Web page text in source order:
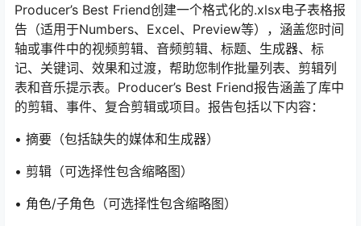
Producer’s Best Friend创建一个格式化的.xlsx电子表格报
告（适用于Numbers、Excel、Preview等），涵盖您时间
轴或事件中的视频剪辑、音频剪辑、标题、生成器、标
记、关键词、效果和过渡，帮助您制作批量列表、剪辑列
表和音乐提示表。Producer’s Best Friend报告涵盖了库中
的剪辑、事件、复合剪辑或项目。报告包括以下内容：
• 摘要（包括缺失的媒体和生成器）
• 剪辑（可选择性包含缩略图）
• 角色/子角色（可选择性包含缩略图）